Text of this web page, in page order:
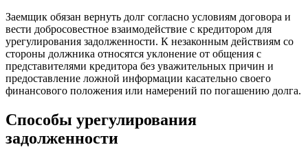
Заемщик обязан вернуть долг согласно условиям договора и
вести добросовестное взаимодействие с кредитором для
урегулирования задолженности. К незаконным действиям со
стороны должника относятся уклонение от общения с
представителями кредитора без уважительных причин и
предоставление ложной информации касательно своего
финансового положения или намерений по погашению долга.
Способы урегулирования
задолженности